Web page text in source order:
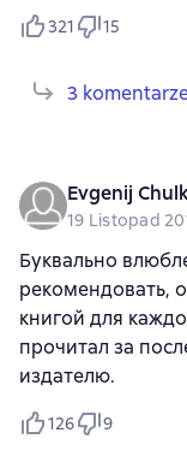
321 15
3
Evgenij
19 Listopad
Буквально
рекомендовать,
книгой для
прочитал за
издателю.
126 9